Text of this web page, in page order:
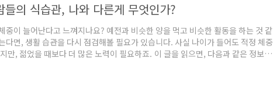
들의 식습관, 나와 다른게 무엇인가?
중이 늘어난다고 느껴지나요? 예전과 비슷한 양을 먹고 비슷한 활동을 하는 것 같
다면, 생활 습관을 다시 점검해볼 필요가 있습니다. 사실 나이가 들어도 적정 체중
만, 젊었을 때보다 더 많은 노력이 필요하죠. 이 글을 읽으면, 다음과 같은 정보를
과식을 줄이고 만족감을 높이는 식사법✅ 불필요한 음식 섭취를 줄이는 효과적인